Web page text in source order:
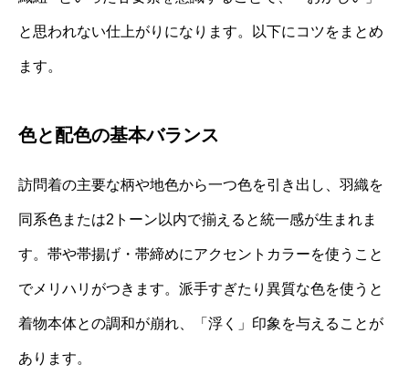
と思われない仕上がりになります。以下にコツをまとめ
ます。
色と配色の基本バランス
訪問着の主要な柄や地色から一つ色を引き出し、羽織を
同系色または2トーン以内で揃えると統一感が生まれま
す。帯や帯揚げ・帯締めにアクセントカラーを使うこと
でメリハリがつきます。派手すぎたり異質な色を使うと
着物本体との調和が崩れ、「浮く」印象を与えることが
あります。